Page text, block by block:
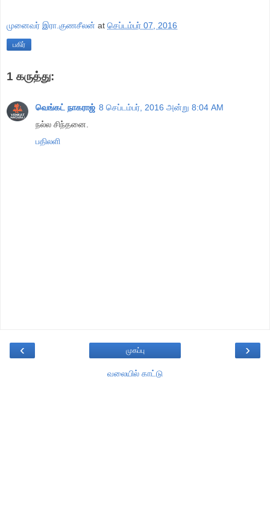
முனைவர் இரா.குணசீலன் at செப்டம்பர் 07, 2016
பகிர்
1 கருத்து:
வெங்கட் நாகராஜ் 8 செப்டம்பர், 2016 அன்று 8:04 AM
நல்ல சிந்தனை.
பதிலளி
‹ ›
முகப்பு
வலையில் காட்டு